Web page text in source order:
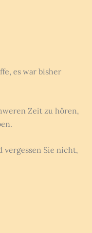
es war bisher
Zeit zu hören,
vergessen Sie nicht,